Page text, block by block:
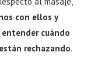
con ellos y
cuándo
rechazando.